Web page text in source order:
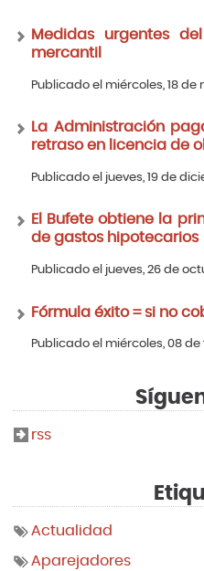
Medidas urgentes
mercantil
Publicado el miércoles, 18 de
La Administración
retraso en licencia de
Publicado el jueves, 19 de
El Bufete obtiene la
de gastos hipotecarios
Publicado el jueves, 26 de
Fórmula éxito = si no
Publicado el miércoles, 08 de
rss
Actualidad
Aparejadores